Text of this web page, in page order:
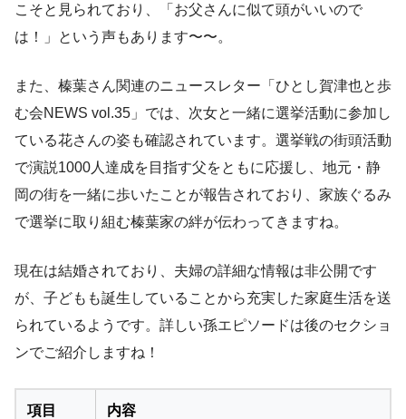
こそと見られており、「お父さんに似て頭がいいので
は！」という声もあります〜〜。
また、榛葉さん関連のニュースレター「ひとし賀津也と歩
む会NEWS vol.35」では、次女と一緒に選挙活動に参加し
ている花さんの姿も確認されています。選挙戦の街頭活動
で演説1000人達成を目指す父をともに応援し、地元・静
岡の街を一緒に歩いたことが報告されており、家族ぐるみ
で選挙に取り組む榛葉家の絆が伝わってきますね。
現在は結婚されており、夫婦の詳細な情報は非公開です
が、子どもも誕生していることから充実した家庭生活を送
られているようです。詳しい孫エピソードは後のセクショ
ンでご紹介しますね！
項目 内容